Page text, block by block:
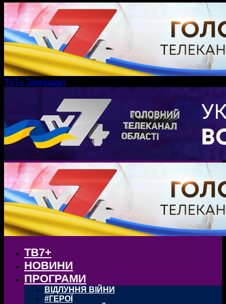
TV7+ Телеканал
ТВ7+
НОВИНИ
ПРОГРАМИ
ВІДЛУННЯ ВІЙНИ
#ГЕРОЇ